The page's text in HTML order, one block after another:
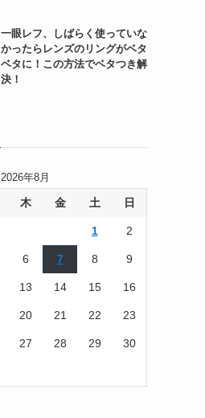
一眼レフ、しばらく使っていな
かったらレンズのリングがベタ
ベタに！この方法でベタつき解
決！
2026年8月
木 金 土 日
1 2
6 7 8 9
13 14 15 16
20 21 22 23
27 28 29 30